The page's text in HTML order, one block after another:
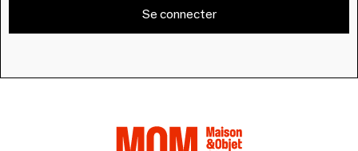
Se connecter